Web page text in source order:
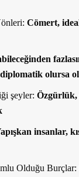
Cömert,
diplomatik olursa
şeyler: Özgürlük,
insanlar,
Olduğu Burçlar: